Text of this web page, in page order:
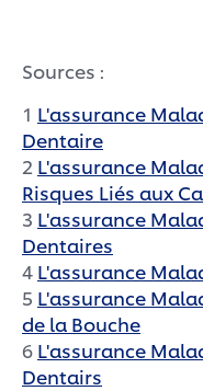
Sources :
1 L'assurance
Dentaire
2 L'assurance
Risques Liés aux
3 L'assurance
Dentaires
4 L'assurance
5 L'assurance
de la Bouche
6 L'assurance
Dentairs